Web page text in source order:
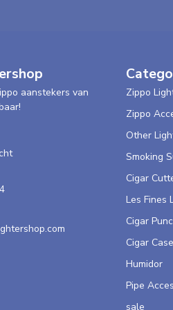
at 13:31
at 16:50
at 19:23
aanstekers van
Zippo
Zippo
Other
Smoking
Cigar
Les Fines
Cigar
Cigar Case
Humidor
Pipe
sale